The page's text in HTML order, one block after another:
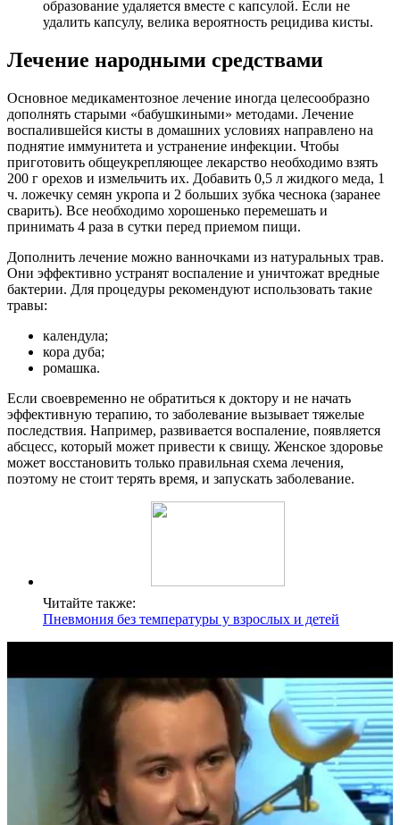
образование удаляется вместе с капсулой. Если не
удалить капсулу, велика вероятность рецидива кисты.
Лечение народными средствами
Основное медикаментозное лечение иногда целесообразно
дополнять старыми «бабушкиными» методами. Лечение
воспалившейся кисты в домашних условиях направлено на
поднятие иммунитета и устранение инфекции. Чтобы
приготовить общеукрепляющее лекарство необходимо взять
200 г орехов и измельчить их. Добавить 0,5 л жидкого меда, 1
ч. ложечку семян укропа и 2 больших зубка чеснока (заранее
сварить). Все необходимо хорошенько перемешать и
принимать 4 раза в сутки перед приемом пищи.
Дополнить лечение можно ванночками из натуральных трав.
Они эффективно устранят воспаление и уничтожат вредные
бактерии. Для процедуры рекомендуют использовать такие
травы:
календула;
кора дуба;
ромашка.
Если своевременно не обратиться к доктору и не начать
эффективную терапию, то заболевание вызывает тяжелые
последствия. Например, развивается воспаление, появляется
абсцесс, который может привести к свищу. Женское здоровье
может восстановить только правильная схема лечения,
поэтому не стоит терять время, и запускать заболевание.
Читайте также:
Пневмония без температуры у взрослых и детей